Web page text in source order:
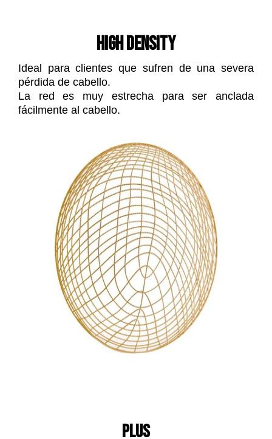
HIGH DENSITY
Ideal para clientes que sufren de una severa
pérdida de cabello.
La red es muy estrecha para ser anclada
fácilmente al cabello.
PLUS